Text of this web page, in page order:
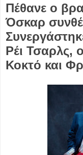
Πέθανε ο
Όσκαρ
Ρέι Τσαρλς,
Κοκτό και